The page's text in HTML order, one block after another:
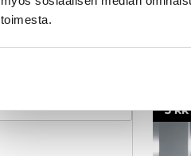
toimesta.
3